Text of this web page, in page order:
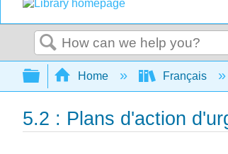
Search
Expand/collapse global
Home Français
5.2 : Plans d'action